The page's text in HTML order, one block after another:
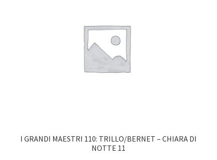
I GRANDI MAESTRI 110: TRILLO/BERNET – CHIARA DI
NOTTE 11